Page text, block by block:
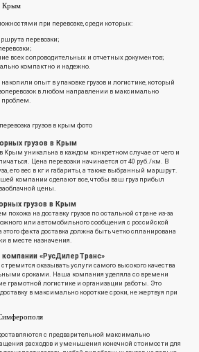
Крым
при перевозке, среди которых:
перевозки;
всех сопроводительных и отчетных документов;
компактно и надежно.
опыт в упаковке грузов и логистике, который
в любом направлении в максимально
проблем.
грузов в Крым
Крым уникальна в каждом конкретном случае от чего и
Цена перевозки начинается от 40 руб./км. В
его вес в кг и габариты, а также выбранный маршрут.
компании сделают все, чтобы ваш груз прибыл
цены.
грузов в Крым
похожа на доставку грузов по остальной стране из-за
или автомобильного сообщения с российской
факта доставка должна быть четко спланирована
в месте назначения.
«РусДилерТранс»
оказывать услуги самого высокого качества
сроками. Наша компания уделяла со времени
грамотной логистике и организации работы. Это
в максимально короткие сроки, не жертвуя при
с предварительной максимально
расходов и уменьшения конечной стоимости для